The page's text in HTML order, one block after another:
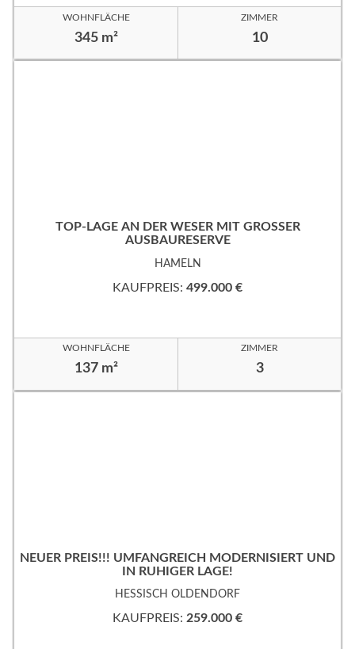
WOHNFLÄCHE
345 m²
ZIMMER
10
TOP-LAGE AN DER WESER MIT GROSSER
AUSBAURESERVE
HAMELN
KAUFPREIS: 499.000 €
WOHNFLÄCHE
137 m²
ZIMMER
3
NEUER PREIS!!! UMFANGREICH MODERNISIERT UND
IN RUHIGER LAGE!
HESSISCH OLDENDORF
KAUFPREIS: 259.000 €